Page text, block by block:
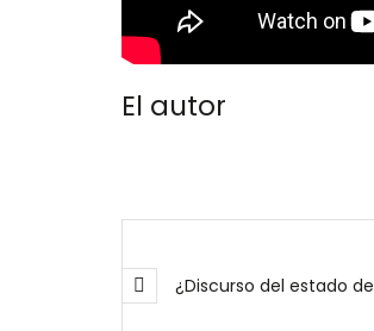
El autor
¿Discurso del estado